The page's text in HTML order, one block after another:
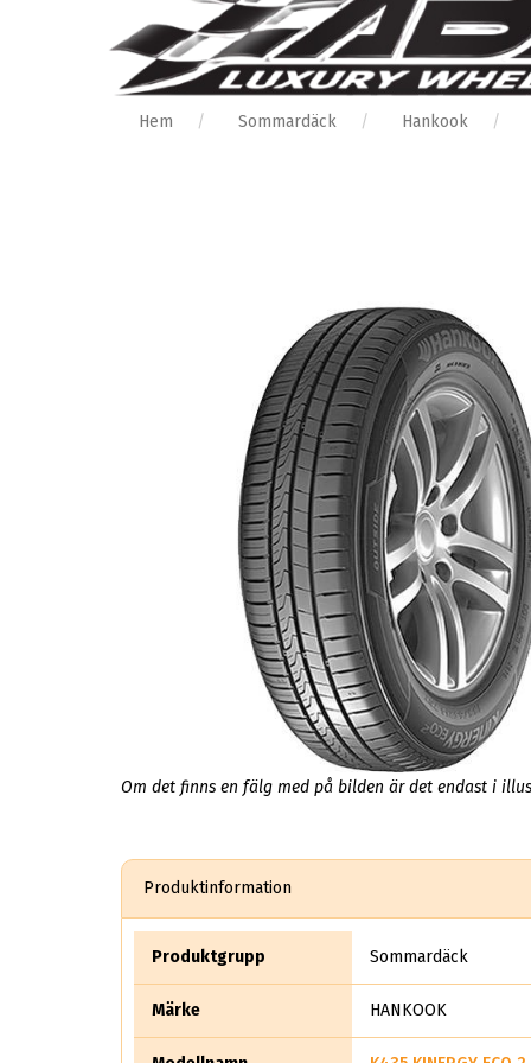
Hem Sommardäck Hankook
Om det finns en fälg med på bilden är det endast i
Produktinformation
Produktgrupp Sommardäck
Märke HANKOOK